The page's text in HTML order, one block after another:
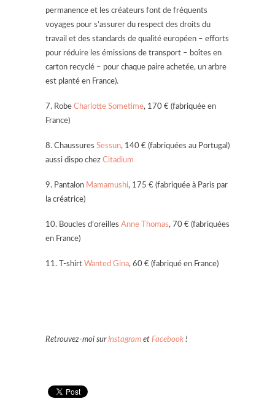
permanence et les créateurs font de fréquents
voyages pour s’assurer du respect des droits du
travail et des standards de qualité européen – efforts
pour réduire les émissions de transport – boîtes en
carton recyclé – pour chaque paire achetée, un arbre
est planté en France).
7. Robe Charlotte Sometime, 170 € (fabriquée en
France)
8. Chaussures Sessun, 140 € (fabriquées au Portugal)
aussi dispo chez Citadium
9. Pantalon Mamamushi, 175 € (fabriquée à Paris par
la créatrice)
10. Boucles d’oreilles Anne Thomas, 70 € (fabriquées
en France)
11. T-shirt Wanted Gina, 60 € (fabriqué en France)
Retrouvez-moi sur Instagram et Facebook !